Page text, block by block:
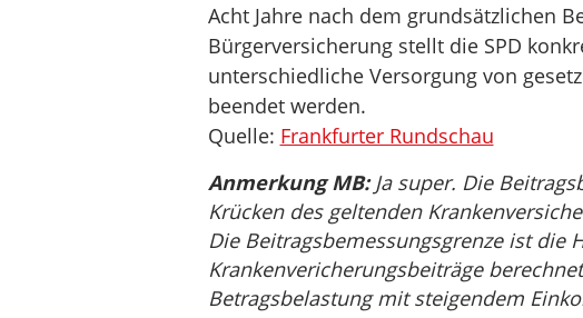
Acht Jahre nach dem grundsätzlichen
Bürgerversicherung stellt die SPD
unterschiedliche Versorgung von
beendet werden.
Quelle: Frankfurter Rundschau
Anmerkung MB:Ja super. Die
Krücken des geltenden
Die Beitragsbemessungsgrenze ist die
Krankenvericherungsbeiträge
Betragsbelastung mit steigendem